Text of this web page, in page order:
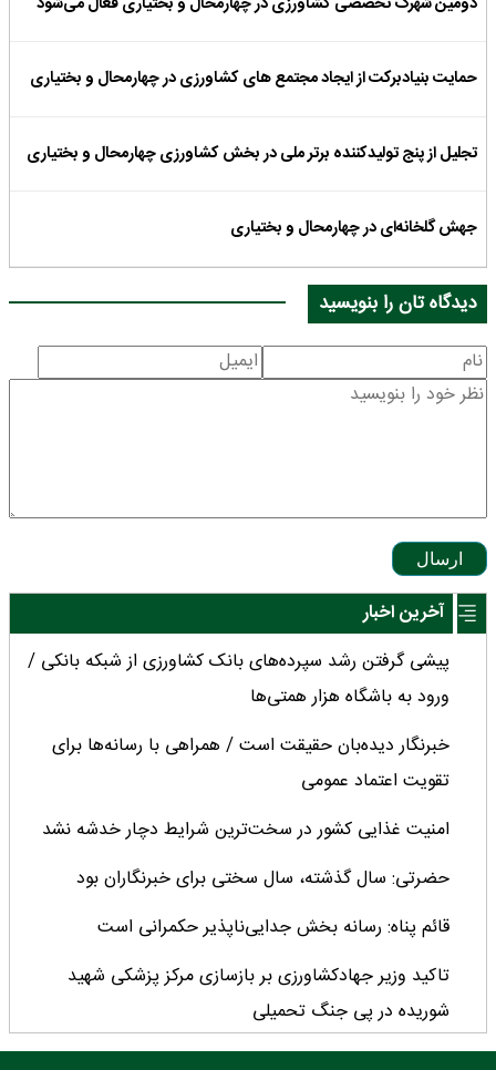
حمایت بنیادبرکت از ایجاد مجتمع های کشاورزی در چهارمحال و بختیاری
تجلیل از پنج تولیدکننده برتر ملی در بخش کشاورزی چهارمحال و بختیاری
جهش گلخانه‌ای در چهارمحال و بختیاری
دیدگاه تان را بنویسید
ارسال
آخرین اخبار
پیشی گرفتن رشد سپرده‌های بانک کشاورزی از شبکه بانکی /
ورود به باشگاه هزار همتی‌ها
خبرنگار دیده‌بان حقیقت است / همراهی با رسانه‌ها برای
تقویت اعتماد عمومی
امنیت غذایی کشور در سخت‌ترین شرایط دچار خدشه نشد
حضرتی: سال گذشته، سال سختی برای خبرنگاران بود
قائم پناه: رسانه بخش جدایی‌ناپذیر حکمرانی است
تاکید وزیر جهادکشاورزی بر بازسازی مرکز پزشکی شهید
شوریده در پی جنگ تحمیلی
خبرنگاران در جنگ‌های اخیر، منزلت روایتگری را عیان کردند